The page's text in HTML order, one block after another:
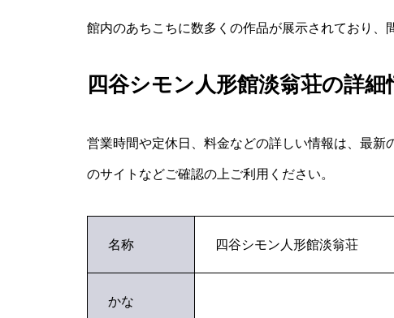
館内のあちこちに数多くの作品が展示されており、
四谷シモン人形館淡翁荘の詳細
営業時間や定休日、料金などの詳しい情報は、最
のサイトなどご確認の上ご利用ください。
名称 四谷シモン人形館淡翁荘
かな